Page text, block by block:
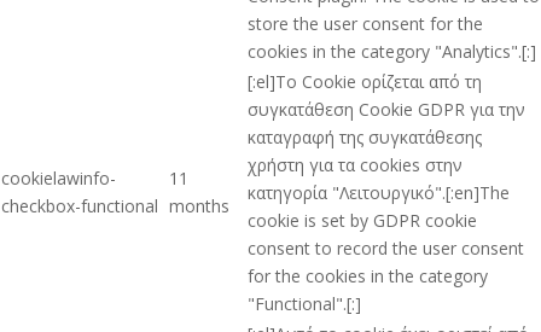
store the user consent for the
cookies in the category "Analytics".[:]
cookielawinfo-
checkbox-functional
11
months
[:el]Το Cookie ορίζεται από τη
συγκατάθεση Cookie GDPR για την
καταγραφή της συγκατάθεσης
χρήστη για τα cookies στην
κατηγορία "Λειτουργικό".[:en]The
cookie is set by GDPR cookie
consent to record the user consent
for the cookies in the category
"Functional".[:]